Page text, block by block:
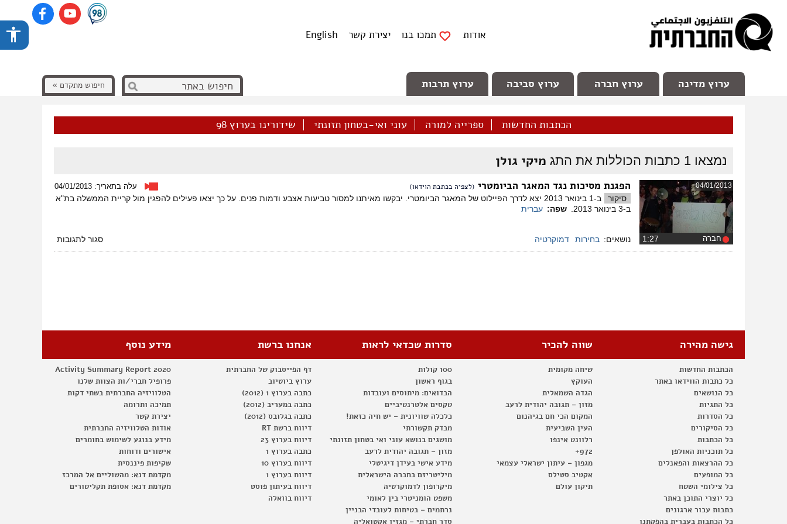
אודות תמכו בנו יצירת קשר English
ערוץ מדינה ערוץ חברה ערוץ סביבה ערוץ תרבות חיפוש מתקדם »
הכתבות החדשות ספרייה למורה עוני ואי-בטחון תזונתי שידורינו בערוץ 98
נמצאו 1 כתבות הכוללות את התג מיקי גולן
04/01/2013
חברה
הפגנת מסיכות נגד המאגר הביומטרי (לצפיה בכתבת הוידאו) עלה בתאריך: 04/01/2013
סיקור
ב-1 בינואר 2013 יצא לדרך הפיילוט של המאגר הביומטרי. יבקשו מאיתנו למסור טביעות אצבע ודמות פנים. על כך יצאו פעילים להפגין מול קריית הממשלה בת"א
ב-3 בינואר 2013.
שפה: עברית
נושאים: בחירות דמוקרטיה סגור לתגובותעל
הפגנת
גישה מהירה
הכתבות החדשות
כל כתבות הווידאו באתר
כל הנושאים
כל התגיות
כל הסדרות
כל הסיקורים
כל הכתבות
כל תוכניות האולפן
כל ההרצאות והפאנלים
כל המופעים
כל צילומי השטח
כל יוצרי התוכן באתר
כתבות עבור ארגונים
כל הכתבות בעברית בהפקתנו
שווה להכיר
שיחה מקומית
העוקץ
הגדה השמאלית
מזון – תגובה יהודית לרעב
המקום הכי חם בגיהנום
העין השביעית
רלוונט אינפו
972+
מגפון – עיתון ישראלי עצמאי
אקטיב סטילס
תיקון עולם
סדרות שכדאי לראות
100 קולות
בגוף ראשון
הבדואים: מיתוסים ועובדות
טקסים אלטרנטיביים
כלכלה שוויונית – יש חיה כזאת!
מבדק תקשורתי
מושגים בנושא עוני ואי בטחון תזונתי
מזון – תגובה יהודית לרעב
מידע אישי בעידן דיגיטלי
מיליטריזם בחברה הישראלית
מיקרופון לדמוקרטיה
משפט הומניטרי בין לאומי
נרתמים – בטיחות לעובדי הבניין
סדר חברתי – מגזין אקטואליה
אנחנו ברשת
דף הפייסבוק של החברתית
ערוץ ביוטיוב
כתבה בערוץ 1 (2012)
כתבה במעריב (2012)
כתבה בגלובס (2012)
דיווח ברשת RT
דיווח בערוץ 23
כתבה בערוץ 1
דיווח בערוץ 10
דיווח בערוץ 1
דיווח בעיתון פוסט
דיווח בוואלה
מידע נוסף
Activity Summary Report 2020
פרופיל חברי/ות הצוות שלנו
הטלוויזיה החברתית בשתי דקות
תמיכה ותרומה
יצירת קשר
אודות הטלוויזיה החברתית
מידע בנוגע לשימוש בחומרים
אישורים ודוחות
שקיפות פיננסית
מקדמת דנא: מהשוליים אל המרכז
מקדמת דנא: אסופת תקליטורים